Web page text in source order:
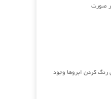
صورت
رنگ کردن ابروها وجود